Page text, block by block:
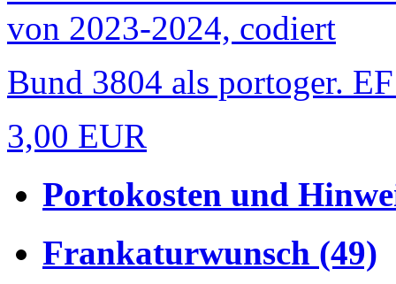
Bund 3804 als portoger.
3,00 EUR
Portokosten und
Frankaturwunsch (49)